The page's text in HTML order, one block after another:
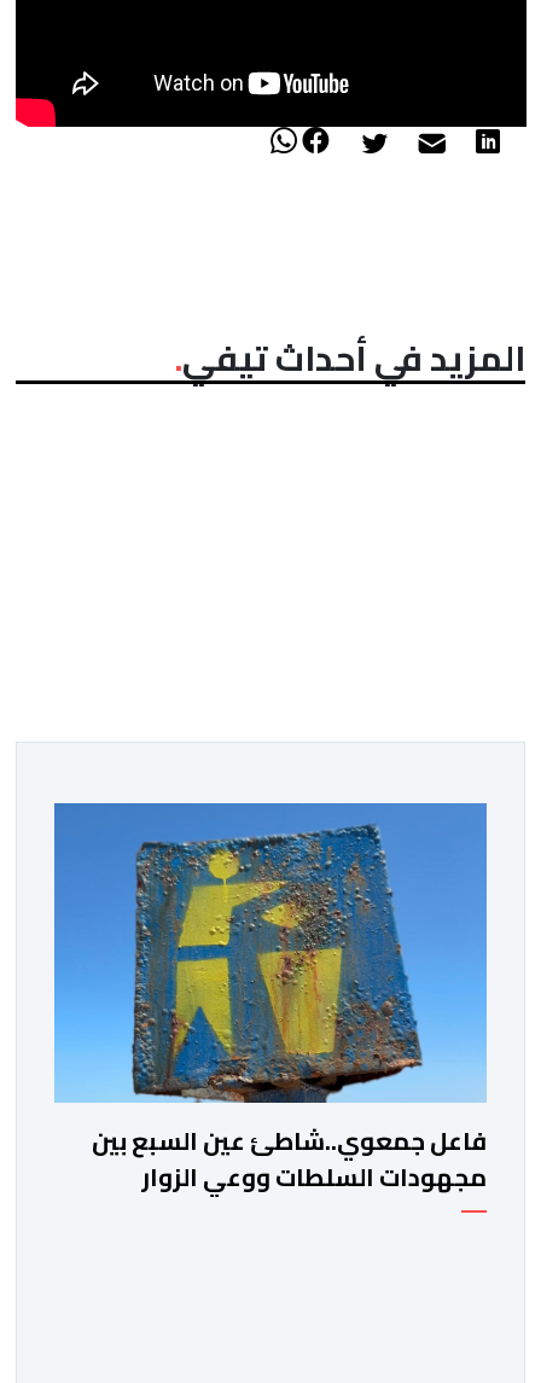
المزيد في أحداث تيفي
فاعل جمعوي..شاطئ عين السبع بين
مجهودات السلطات ووعي الزوار